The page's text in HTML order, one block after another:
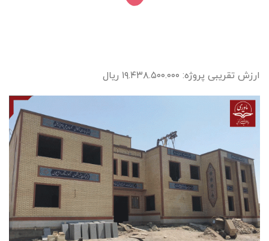
ارزش تقریبی پروژه: ۱۹.۴۳۸.۵۰۰.۰۰۰ ریال